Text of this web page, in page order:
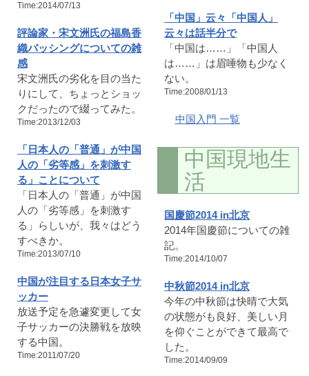
Time:2014/07/13
評論家・宋文洲氏の福島香
織バッシングについての雑
感
宋文洲氏の劣化を目の当た
りにして、ちょっとショッ
クだったので綴ってみた。
Time:2013/12/03
「日本人の「普通」が中国
人の「劣等感」を刺激す
る」ことについて
「日本人の「普通」が中国
人の「劣等感」を刺激す
る」らしいが、我々はどう
すべきか。
Time:2013/07/10
中国が注目する日本女子サ
ッカー
放送予定を急遽変更して女
子サッカーの決勝戦を放映
する中国。
Time:2011/07/20
「中国」云々「中国人」
云々は話半分で
「中国は……」「中国人
は……」は眉唾物も少なく
ない。
Time:2008/01/13
中国入門 一覧
中国現地生
活
国慶節2014 in北京
2014年国慶節についての雑
記。
Time:2014/10/07
中秋節2014 in北京
今年の中秋節は快晴で大気
の状態がも良好、美しい月
を仰ぐことができて最高で
した。
Time:2014/09/09